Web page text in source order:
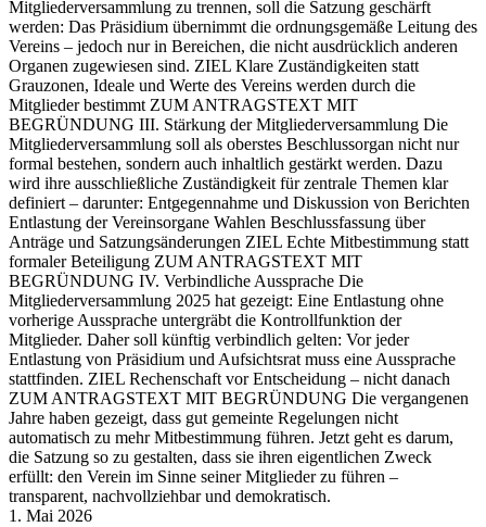
Mitgliederversammlung zu trennen, soll die Satzung geschärft
werden: Das Präsidium übernimmt die ordnungsgemäße Leitung des
Vereins – jedoch nur in Bereichen, die nicht ausdrücklich anderen
Organen zugewiesen sind. ZIEL Klare Zuständigkeiten statt
Grauzonen, Ideale und Werte des Vereins werden durch die
Mitglieder bestimmt ZUM ANTRAGSTEXT MIT
BEGRÜNDUNG III. Stärkung der Mitgliederversammlung Die
Mitgliederversammlung soll als oberstes Beschlussorgan nicht nur
formal bestehen, sondern auch inhaltlich gestärkt werden. Dazu
wird ihre ausschließliche Zuständigkeit für zentrale Themen klar
definiert – darunter: Entgegennahme und Diskussion von Berichten
Entlastung der Vereinsorgane Wahlen Beschlussfassung über
Anträge und Satzungsänderungen ZIEL Echte Mitbestimmung statt
formaler Beteiligung ZUM ANTRAGSTEXT MIT
BEGRÜNDUNG IV. Verbindliche Aussprache Die
Mitgliederversammlung 2025 hat gezeigt: Eine Entlastung ohne
vorherige Aussprache untergräbt die Kontrollfunktion der
Mitglieder. Daher soll künftig verbindlich gelten: Vor jeder
Entlastung von Präsidium und Aufsichtsrat muss eine Aussprache
stattfinden. ZIEL Rechenschaft vor Entscheidung – nicht danach
ZUM ANTRAGSTEXT MIT BEGRÜNDUNG Die vergangenen
Jahre haben gezeigt, dass gut gemeinte Regelungen nicht
automatisch zu mehr Mitbestimmung führen. Jetzt geht es darum,
die Satzung so zu gestalten, dass sie ihren eigentlichen Zweck
erfüllt: den Verein im Sinne seiner Mitglieder zu führen –
transparent, nachvollziehbar und demokratisch.
1. Mai 2026